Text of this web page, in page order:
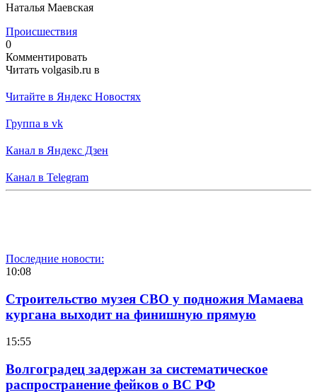
Наталья Маевская
Происшествия
0
Комментировать
Читать volgasib.ru в
Читайте в Яндекс Новостях
Группа в vk
Канал в Яндекс Дзен
Канал в Telegram
Последние новости:
10:08
Строительство музея СВО у подножия Мамаева
кургана выходит на финишную прямую
15:55
Волгоградец задержан за систематическое
распространение фейков о ВС РФ